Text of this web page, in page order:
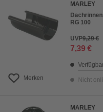
Merken
MARLEY
RG 100
UVP9,29 €
7,39 €
Nicht
MARLEY